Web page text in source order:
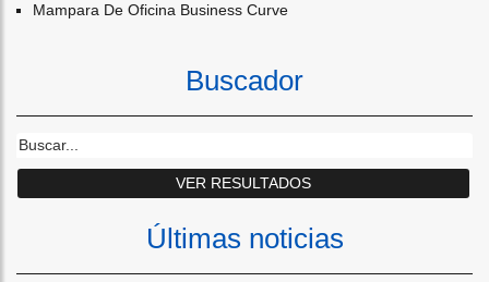
Mampara De Oficina Business Curve
Buscador
Últimas noticias